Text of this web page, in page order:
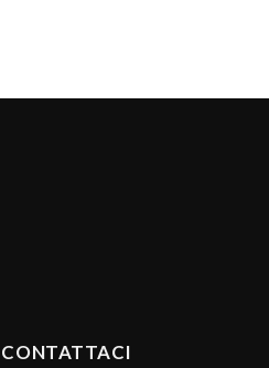
CONTATTACI